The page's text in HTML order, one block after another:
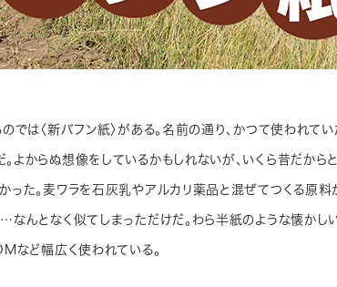
のでは〈新バフン紙〉がある。名前の通り、かつて使われてい
よからぬ想像をしているかもしれないが、いくら昔だから
った。麦ワラを石灰乳やアルカリ薬品と混ぜてつくる原料
なんとなく似てしまっただけだ。わら半紙のような懐かし
など幅広く使われている。